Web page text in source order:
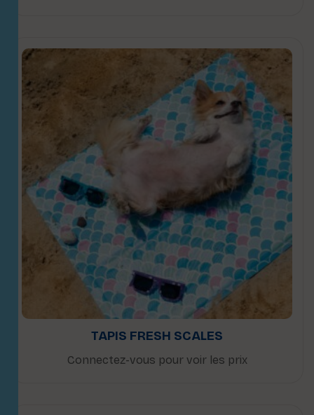
TAPIS FRESH SCALES
Connectez-vous pour voir les prix